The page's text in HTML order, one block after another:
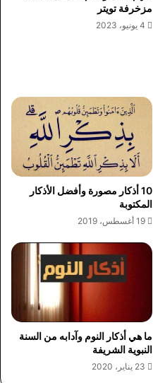
مزخرفة تويتر
4 يونيو، 2023
10 أذكار مصورة وأفضل الأذكار
المكتوبة
19 أغسطس، 2019
ما هي أذكار النوم وآدابه من السنة
النبوية الشريفة
23 يناير، 2020